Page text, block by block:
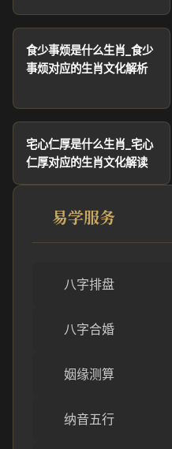
食少事烦是什么生肖_食少
事烦对应的生肖文化解析
宅心仁厚是什么生肖_宅心
仁厚对应的生肖文化解读
易学服务
八字排盘
八字合婚
姻缘测算
纳音五行